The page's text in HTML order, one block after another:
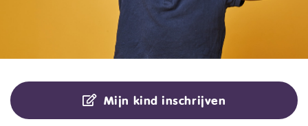
Mijn kind inschrijven